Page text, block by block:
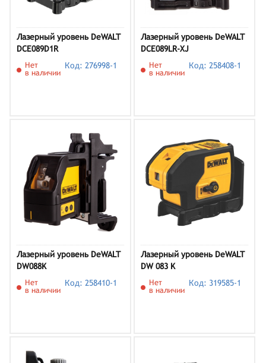
Лазерный уровень DeWALT
DCE089D1R
Нет
в наличии
Код: 276998-1
Лазерный уровень DeWALT
DCE089LR-XJ
Нет
в наличии
Код: 258408-1
Лазерный уровень DeWALT
DW088K
Нет
в наличии
Код: 258410-1
Лазерный уровень DeWALT
DW 083 K
Нет
в наличии
Код: 319585-1